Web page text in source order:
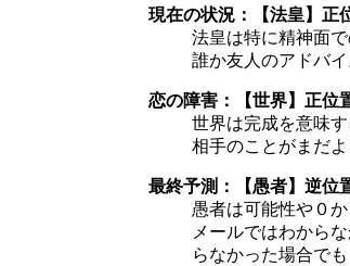
現在の状況：【法皇】正
法皇は特に精神面
誰か友人のアドバ
恋の障害：【世界】正位
世界は完成を意味す
相手のことがまだ
最終予測：【愚者】逆位
愚者は可能性や０
メールではわから
らなかった場合で